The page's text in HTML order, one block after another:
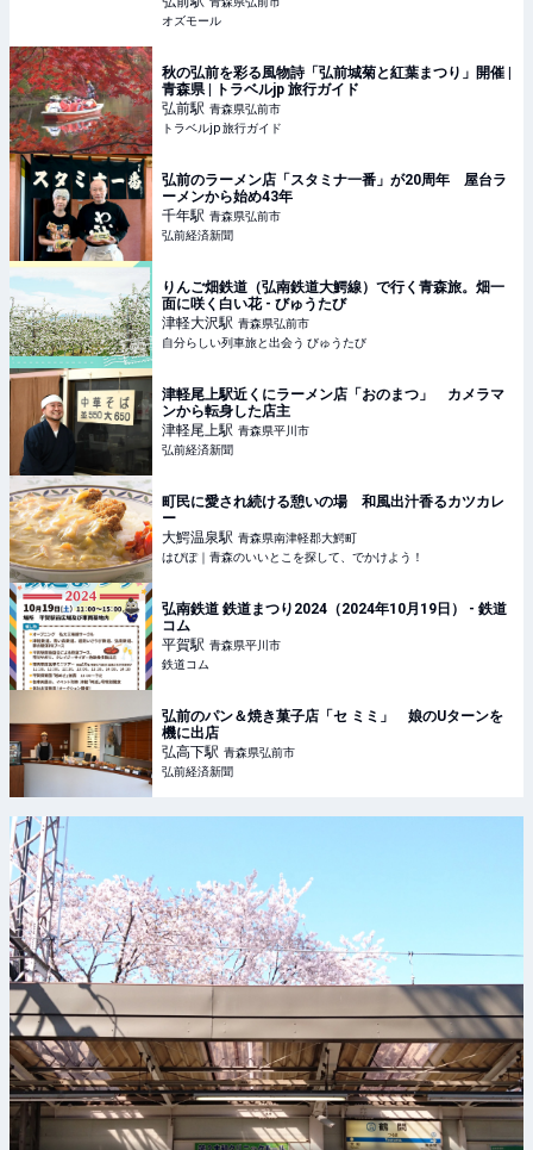
オズモール
秋の弘前を彩る風物詩「弘前城菊と紅葉まつり」開催 |
青森県 | トラベルjp 旅行ガイド
弘前駅 青森県弘前市
トラベルjp 旅行ガイド
弘前のラーメン店「スタミナ一番」が20周年 屋台ラ
ーメンから始め43年
千年駅 青森県弘前市
弘前経済新聞
りんご畑鉄道（弘南鉄道大鰐線）で行く青森旅。畑一
面に咲く白い花 - びゅうたび
津軽大沢駅 青森県弘前市
自分らしい列車旅と出会う びゅうたび
津軽尾上駅近くにラーメン店「おのまつ」 カメラマ
ンから転身した店主
津軽尾上駅 青森県平川市
弘前経済新聞
町民に愛され続ける憩いの場 和風出汁香るカツカレ
ー
大鰐温泉駅 青森県南津軽郡大鰐町
はぴぽ｜青森のいいとこを探して、でかけよう！
弘南鉄道 鉄道まつり2024（2024年10月19日） - 鉄道
コム
平賀駅 青森県平川市
鉄道コム
弘前のパン＆焼き菓子店「セ ミミ」 娘のUターンを
機に出店
弘高下駅 青森県弘前市
弘前経済新聞